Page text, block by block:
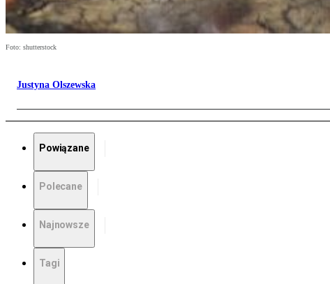
Foto: shutterstock
Justyna Olszewska
Powiązane
Polecane
Najnowsze
Tagi